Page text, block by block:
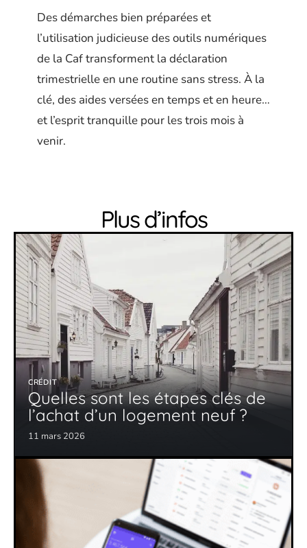
Des démarches bien préparées et
l’utilisation judicieuse des outils numériques
de la Caf transforment la déclaration
trimestrielle en une routine sans stress. À la
clé, des aides versées en temps et en heure…
et l’esprit tranquille pour les trois mois à
venir.
Plus d’infos
CRÉDIT
Quelles sont les étapes clés de
l’achat d’un logement neuf ?
11 mars 2026